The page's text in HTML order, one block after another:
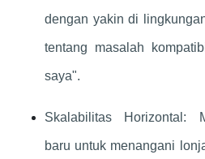
dengan yakin di
tentang masalah
saya".
Skalabilitas Horizontal:
baru untuk menangani